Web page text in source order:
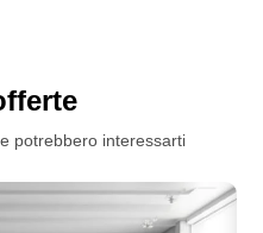
potrebbero interessarti